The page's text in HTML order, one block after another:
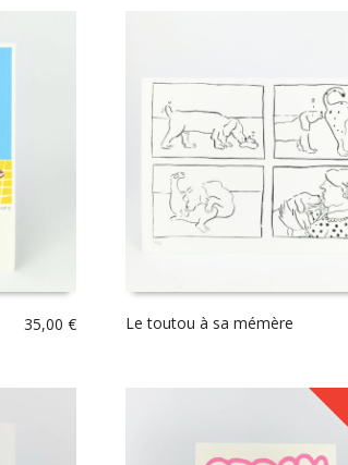
35,00€ Le toutou à sa mémère